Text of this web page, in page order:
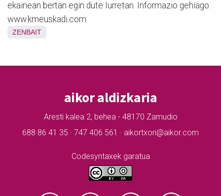
ekainean bertan egin dute Iurretan. Informazio gehiago:
www.kmeuskadi.com.
ZENBAIT
aikor aldizkaria
Aresti kalea 2, behea - 48170 Zamudio
688 86 41 35 · 747 406 561 · aikortxori@aikor.com
Codesyntaxek garatua